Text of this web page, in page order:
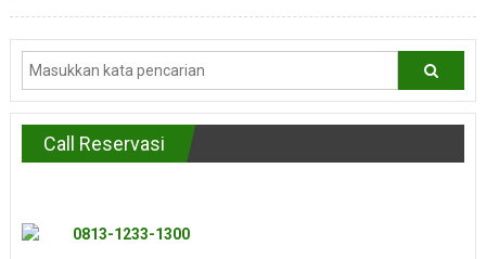
Call Reservasi
0813-1233-1300